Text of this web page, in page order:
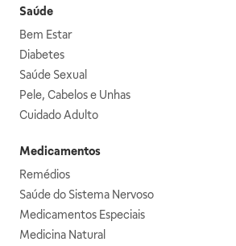
Saúde
Bem Estar
Diabetes
Saúde Sexual
Pele, Cabelos e Unhas
Cuidado Adulto
Medicamentos
Remédios
Saúde do Sistema Nervoso
Medicamentos Especiais
Medicina Natural